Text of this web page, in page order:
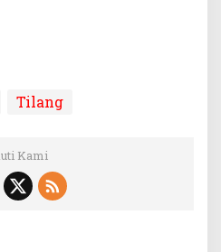
Tilang
Kami